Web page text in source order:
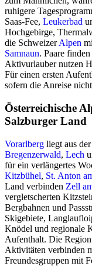
ruhigere
Saas-Fee, Leukerbad
Hochgebirge,
die SchweizerAlpen
Samnaun. Paare
Aktivurlauber nutzen
Für einen ersten
sofern die Anreise
Österreichische
Salzburger Land
Vorarlberg liegt aus der
Bregenzerwald, Lech
für ein verlängertes
Kitzbühel, St. Anton
Land verbinden Zell
vergletscherten
Bergbahnen und
Skigebiete,
Knödel und regionale
Aufenthalt. Die
Aktivitäten verbinden
Freundesgruppen mit